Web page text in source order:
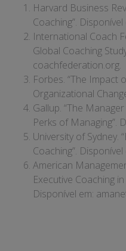
Harvard Business
Coaching”. Disponível
International Coach
Global Coaching
coachfederation.org.
Forbes. “The Impact
Organizational
Gallup. “The
Perks of Managing”.
University of Sydney.
Coaching”. Disponível
American
Executive Coaching
Disponível em: